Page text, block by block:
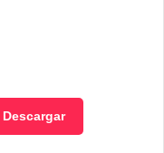
Descargar